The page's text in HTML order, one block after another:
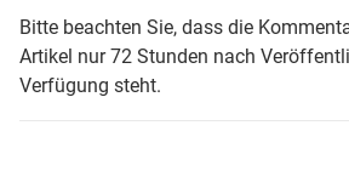
Bitte beachten Sie, dass die
Artikel nur 72 Stunden nach
Verfügung steht.